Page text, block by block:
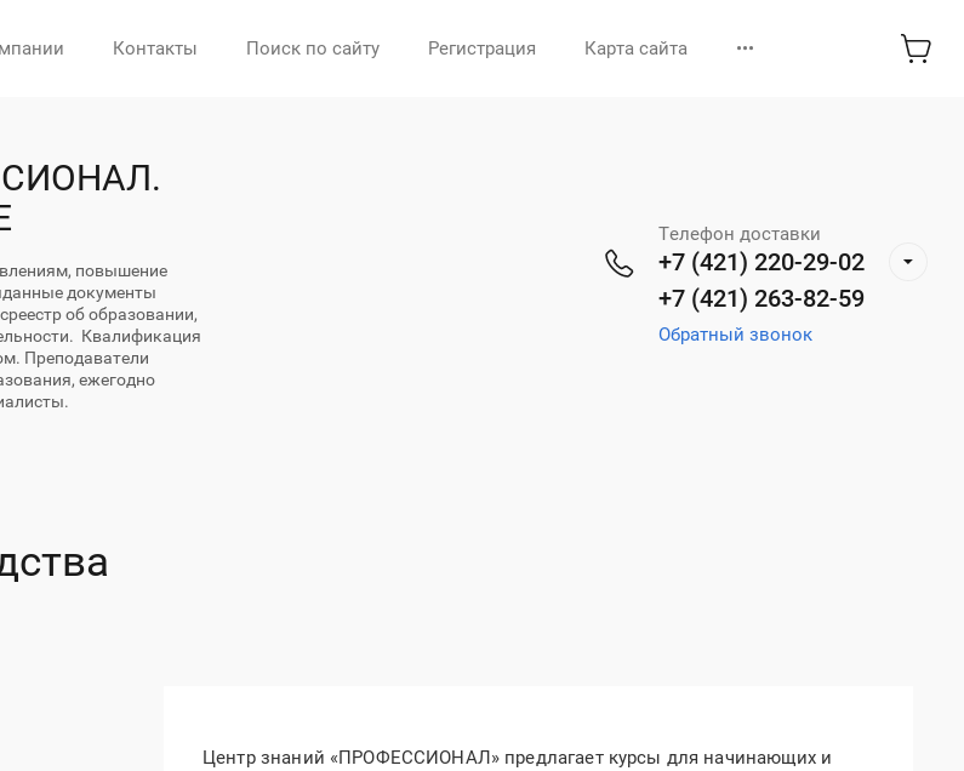
Контакты Поиск по сайту Регистрация Карта сайта •••
повышение
документы
об образовании,
Квалификация
Преподаватели
ежегодно
Телефон доставки
+7 (421) 220-29-02
+7 (421) 263-82-59
Обратный звонок
Центр знаний «ПРОФЕССИОНАЛ» предлагает курсы для начинающих и